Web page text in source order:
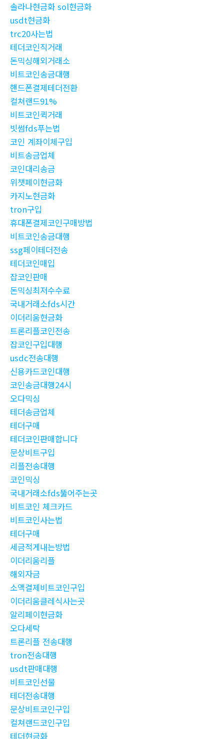
솔라나현금화 sol현금화
usdt현금화
trc20사는법
테더코인직거래
돈믹싱해외거래소
비트코인송금대행
핸드폰결제테더전환
컬쳐랜드91%
비트코인퀵거래
빗썸fds푸는법
코인 계좌이체구입
비트송금업체
코인대리송금
위챗페이현금화
카지노현금화
tron구입
휴대폰결제코인구매방법
비트코인송금대행
ssg페이테더전송
테더코인매입
잡코인판매
돈믹싱최저수수료
국내거래소fds시간
이더리움현금화
트론리플코인전송
잡코인구입대행
usdc전송대행
신용카드코인대행
코인송금대행24시
오다믹싱
테더송금업체
테더구매
테더코인판매합니다
문상비트구입
리플전송대행
코인믹싱
국내거래소fds뚫어주는곳
비트코인 체크카드
비트코인사는법
테더구매
세금적게내는방법
이더리움리플
해외자금
소액결제비트코인구입
이더리움클레식사는곳
알리페이현금화
오다세탁
트론리플 전송대행
tron전송대행
usdt판매대행
비트코인선물
테더전송대행
문상비트코인구입
컬쳐랜드코인구입
테더현금화